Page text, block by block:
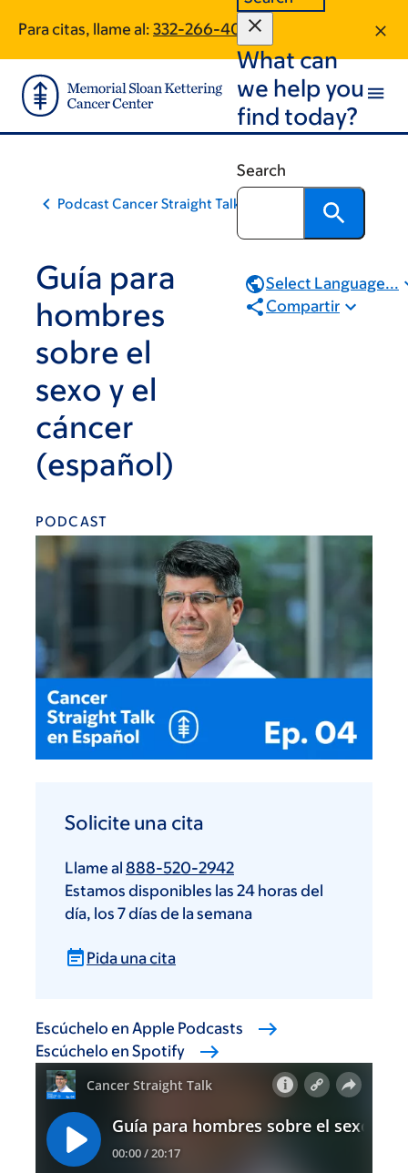
main
content
footer
Para citas, llame al: 332-266-4074
What can
we help you
find today?
Search
Podcast Cancer Straight Talk
Guía para
hombres
sobre el
sexo y el
cáncer
(español)
Select Language...
Compartir
PODCAST
Solicite una cita
Llame al 888-520-2942
Estamos disponibles las 24 horas del
día, los 7 días de la semana
Pida una cita
Escúchelo en Apple Podcasts
Escúchelo en Spotify
traversal
links
for
Podcast
Talk